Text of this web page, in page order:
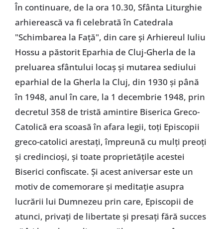
În continuare, de la ora 10.30, Sfânta Liturghie
arhierească va fi celebrată în Catedrala
"Schimbarea la Față", din care și Arhiereul Iuliu
Hossu a păstorit Eparhia de Cluj-Gherla de la
preluarea sfântului locaș și mutarea sediului
eparhial de la Gherla la Cluj, din 1930 și până
în 1948, anul în care, la 1 decembrie 1948, prin
decretul 358 de tristă amintire Biserica Greco-
Catolică era scoasă în afara legii, toți Episcopii
greco-catolici arestați, împreună cu mulți preoți
și credincioși, și toate proprietățile acestei
Biserici confiscate. Și acest aniversar este un
motiv de comemorare și meditație asupra
lucrării lui Dumnezeu prin care, Episcopii de
atunci, privați de libertate și presați fără succes